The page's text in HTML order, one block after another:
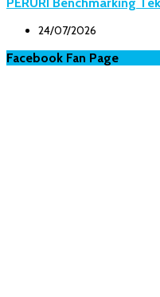
24/07/2026
Facebook Fan Page